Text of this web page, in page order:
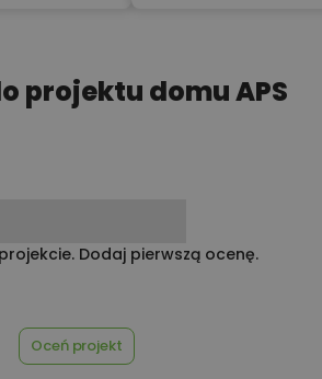
na wymiar 450,00 zł
w
projektu domu APS
Dodaj pierwszą ocenę.
Oceń projekt